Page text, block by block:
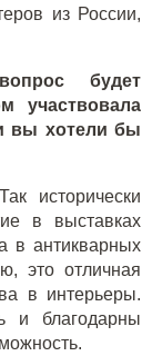
из России,
будет
участвовала
вы хотели бы
исторически
в выставках
в антикварных
это отличная
в интерьеры.
и благодарны